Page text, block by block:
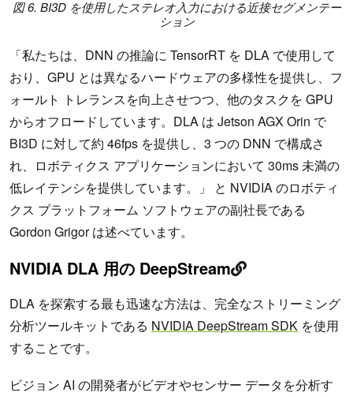
図 6. BI3D を使用したステレオ入力における近接セグメンテー
ション
「私たちは、DNN の推論に TensorRT を DLA で使用して
おり、GPU とは異なるハードウェアの多様性を提供し、フ
ォールト トレランスを向上させつつ、他のタスクを GPU
からオフロードしています。DLA は Jetson AGX Orin で
BI3D に対して約 46fps を提供し、3 つの DNN で構成さ
れ、ロボティクス アプリケーションにおいて 30ms 未満の
低レイテンシを提供しています。」 と NVIDIA のロボティ
クス プラットフォーム ソフトウェアの副社長である
Gordon Grigor は述べています。
NVIDIA DLA 用の DeepStream
DLA を探索する最も迅速な方法は、完全なストリーミング
分析ツールキットである NVIDIA DeepStream SDK を使用
することです。
ビジョン AI の開発者がビデオやセンサー データを分析す